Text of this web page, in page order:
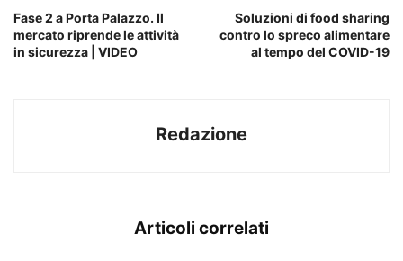
Fase 2 a Porta Palazzo. Il
mercato riprende le attività
in sicurezza | VIDEO
Soluzioni di food sharing
contro lo spreco alimentare
al tempo del COVID-19
Redazione
Articoli correlati